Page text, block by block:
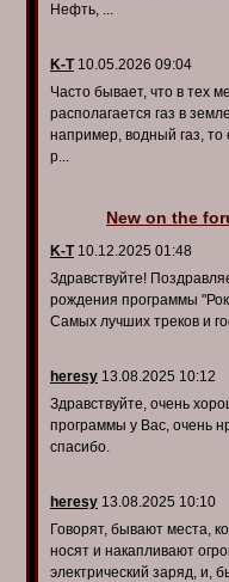
Нефть, ...
K-T10.05.2026 09:04
Часто бывает, что в тех
располагается газ в
например, водный газ, то
р...
New on the
K-T10.12.2025 01:48
Здравствуйте!
рождения программы
Самых лучших треков и
heresy 13.08.2025 10:12
Здравствуйте, очень
программы у Вас, очень
спасибо.
heresy 13.08.2025 10:10
Говорят, бывают места,
носят и накапливают
электрический заряд, и,